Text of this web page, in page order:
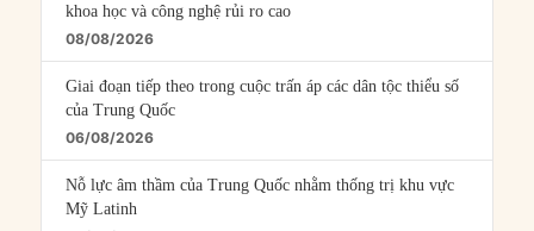
khoa học và công nghệ rủi ro cao
08/08/2026
Giai đoạn tiếp theo trong cuộc trấn áp các dân tộc thiểu số
của Trung Quốc
06/08/2026
Nỗ lực âm thầm của Trung Quốc nhằm thống trị khu vực
Mỹ Latinh